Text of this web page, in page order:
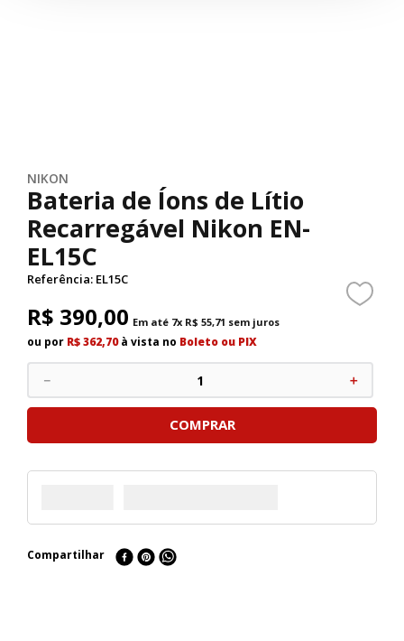
NIKON
Bateria de Íons de Lítio
Recarregável Nikon EN-
EL15C
Referência: EL15C
R$ 390,00 Em até 7x R$ 55,71 sem juros
ou por R$ 362,70à vista no Boleto ou PIX
＋
－
COMPRAR
Compartilhar